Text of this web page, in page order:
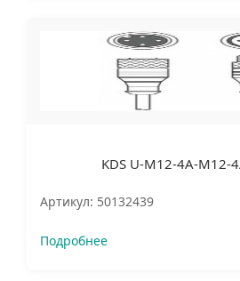
KDS U-M12-4A-M12-
Артикул: 50132439
Подробнее